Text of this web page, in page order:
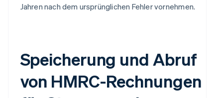
Jahren nach dem ursprünglichen Fehler vornehmen.
Speicherung und Abruf
von HMRC-Rechnungen